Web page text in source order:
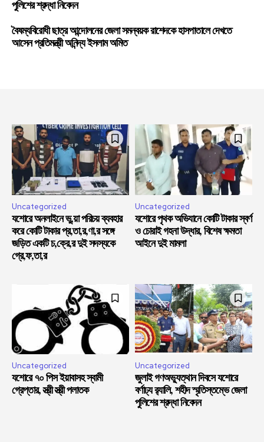
পুলিশের শ্রদ্ধা নিবেদন
বৈষম্যবিরোধী ছাত্র আন্দোলনের জেলা সমন্বয়ক রাশেদকে হাসপাতালে দেখতে
আসেন প্রতিমন্ত্রী অনিন্দ্য ইসলাম অমিত
Uncategorized
যশোরে অনলাইনে ভু,য়া পরিচয় ব্যবহার
করে কোটি টাকার প্র,তা,র,ণা,র সঙ্গে
জড়িত একটি চ,ক্রে,র দুই সদস্যকে
গ্রে,ফ,তা,র
Uncategorized
যশোরে পৃথক অভিযানে কোটি টাকার স্বর্ণ
ও চোরাই গহনা উদ্ধার, বিশেষ ক্ষমতা
আইনে দুই মামলা
Uncategorized
যশোরে ৭০ পিস ইয়াবাসহ স্বামী
গ্রেপ্তার, স্ত্রী স্ত্রী পলাতক
Uncategorized
জুলাই গণঅভ্যুত্থান দিবসে যশোরে
বর্ণাঢ্য র‍্যালি, শহীদ স্মৃতিস্তম্ভে জেলা
পুলিশের শ্রদ্ধা নিবেদন